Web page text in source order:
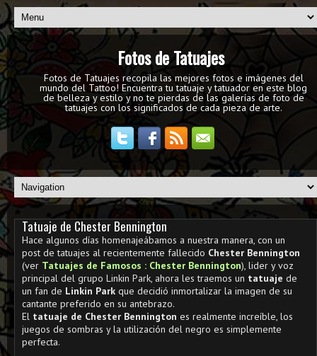
Fotos de Tatuajes
Fotos de Tatuajes recopila las mejores fotos e imágenes del
mundo del Tattoo! Encuentra tu tatuaje y tatuador en este blog
de belleza y estilo y no te pierdas de las galerías de foto de
tatuajes con los significados de cada pieza de arte.
Tatuaje de Chester Bennington
Hace algunos días homenajeábamos a nuestra manera, con un
post de tatuajes al recientemente fallecido Chester Bennington
(ver Tatuajes de Famosos : Chester Bennington), lider y voz
principal del grupo Linkin Park, ahora les traemos un tatuaje de
un fan de Linkin Park que decidió inmortalizar la imagen de su
cantante preferido en su antebrazo.
El tatuaje de Chester Bennington es realmente increíble, los
juegos de sombras y la utilización del negro es simplemente
perfecta.